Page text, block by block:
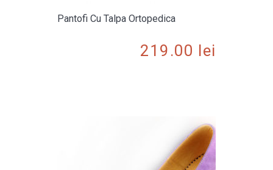
Pantofi Cu Talpa Ortopedica
219.00 lei